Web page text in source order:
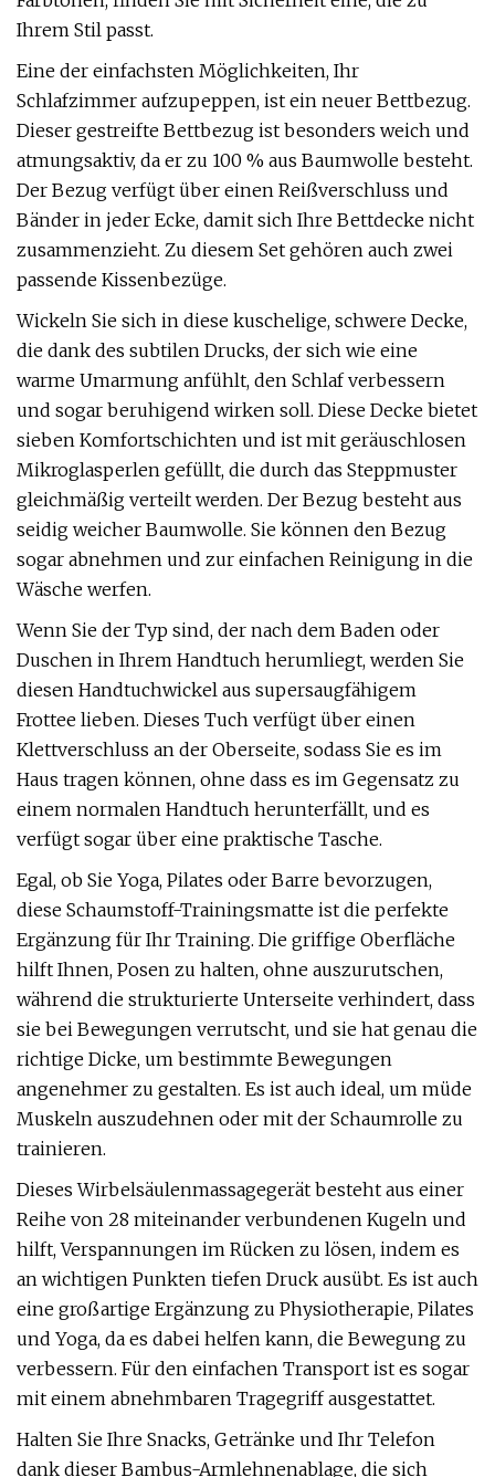
Ihrem Stil passt.
Eine der einfachsten Möglichkeiten, Ihr
Schlafzimmer aufzupeppen, ist ein neuer Bettbezug.
Dieser gestreifte Bettbezug ist besonders weich und
atmungsaktiv, da er zu 100 % aus Baumwolle besteht.
Der Bezug verfügt über einen Reißverschluss und
Bänder in jeder Ecke, damit sich Ihre Bettdecke nicht
zusammenzieht. Zu diesem Set gehören auch zwei
passende Kissenbezüge.
Wickeln Sie sich in diese kuschelige, schwere Decke,
die dank des subtilen Drucks, der sich wie eine
warme Umarmung anfühlt, den Schlaf verbessern
und sogar beruhigend wirken soll. Diese Decke bietet
sieben Komfortschichten und ist mit geräuschlosen
Mikroglasperlen gefüllt, die durch das Steppmuster
gleichmäßig verteilt werden. Der Bezug besteht aus
seidig weicher Baumwolle. Sie können den Bezug
sogar abnehmen und zur einfachen Reinigung in die
Wäsche werfen.
Wenn Sie der Typ sind, der nach dem Baden oder
Duschen in Ihrem Handtuch herumliegt, werden Sie
diesen Handtuchwickel aus supersaugfähigem
Frottee lieben. Dieses Tuch verfügt über einen
Klettverschluss an der Oberseite, sodass Sie es im
Haus tragen können, ohne dass es im Gegensatz zu
einem normalen Handtuch herunterfällt, und es
verfügt sogar über eine praktische Tasche.
Egal, ob Sie Yoga, Pilates oder Barre bevorzugen,
diese Schaumstoff-Trainingsmatte ist die perfekte
Ergänzung für Ihr Training. Die griffige Oberfläche
hilft Ihnen, Posen zu halten, ohne auszurutschen,
während die strukturierte Unterseite verhindert, dass
sie bei Bewegungen verrutscht, und sie hat genau die
richtige Dicke, um bestimmte Bewegungen
angenehmer zu gestalten. Es ist auch ideal, um müde
Muskeln auszudehnen oder mit der Schaumrolle zu
trainieren.
Dieses Wirbelsäulenmassagegerät besteht aus einer
Reihe von 28 miteinander verbundenen Kugeln und
hilft, Verspannungen im Rücken zu lösen, indem es
an wichtigen Punkten tiefen Druck ausübt. Es ist auch
eine großartige Ergänzung zu Physiotherapie, Pilates
und Yoga, da es dabei helfen kann, die Bewegung zu
verbessern. Für den einfachen Transport ist es sogar
mit einem abnehmbaren Tragegriff ausgestattet.
Halten Sie Ihre Snacks, Getränke und Ihr Telefon
dank dieser Bambus-Armlehnenablage, die sich